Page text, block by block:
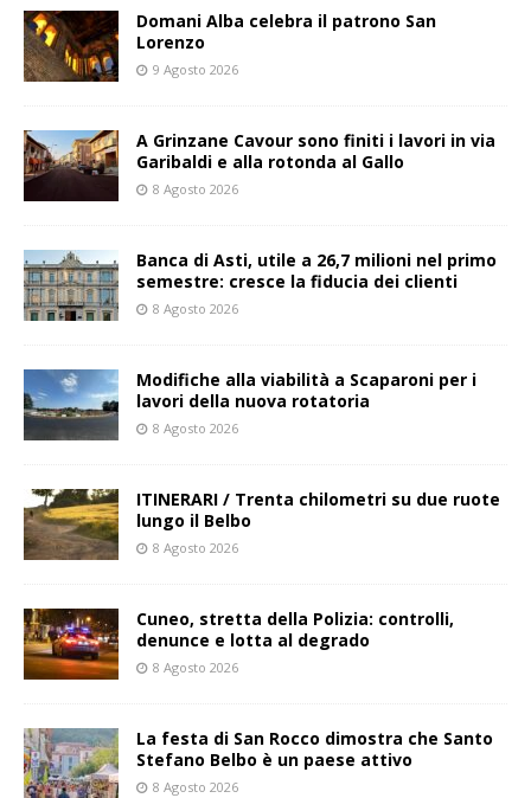
Domani Alba celebra il patrono San
Lorenzo
9 Agosto 2026
A Grinzane Cavour sono finiti i lavori in via
Garibaldi e alla rotonda al Gallo
8 Agosto 2026
Banca di Asti, utile a 26,7 milioni nel primo
semestre: cresce la fiducia dei clienti
8 Agosto 2026
Modifiche alla viabilità a Scaparoni per i
lavori della nuova rotatoria
8 Agosto 2026
ITINERARI / Trenta chilometri su due ruote
lungo il Belbo
8 Agosto 2026
Cuneo, stretta della Polizia: controlli,
denunce e lotta al degrado
8 Agosto 2026
La festa di San Rocco dimostra che Santo
Stefano Belbo è un paese attivo
8 Agosto 2026